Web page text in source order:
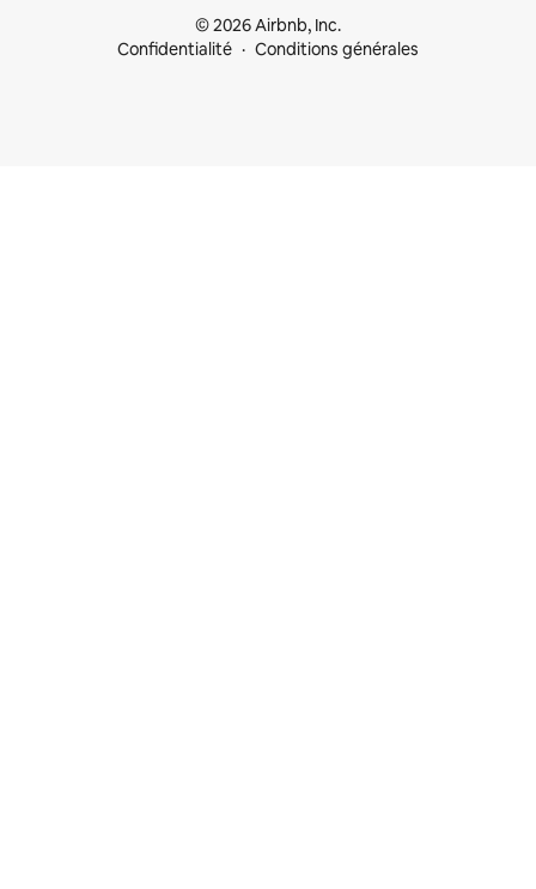
© 2026 Airbnb, Inc.
Confidentialité
Conditions générales